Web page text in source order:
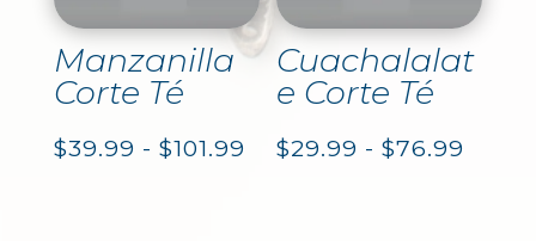
Manzanilla
Corte Té
$39.99 - $101.99 Rango
Cuachalalat
e Corte Té
$29.99 - $76.99